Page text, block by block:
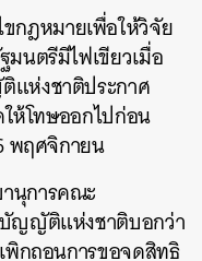
กฎหมายเพื่อให้วิจัย
นตรีมีไฟเขียวเมื่อ
ห่งชาติประกาศ
ห้โทษออกไปก่อน
พฤศจิกายน
นุการคณะ
ญญัติแห่งชาติบอกว่า
พิกถอนการขอจดสิทธิ